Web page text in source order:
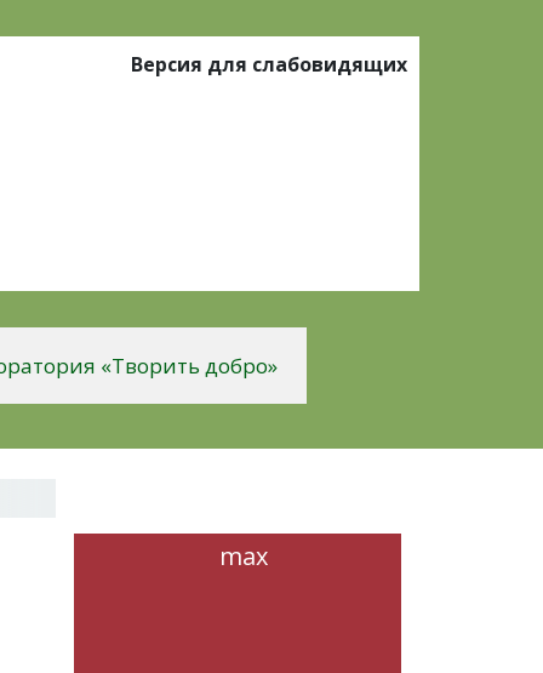
Версия для слабовидящих
«Творить добро»
max